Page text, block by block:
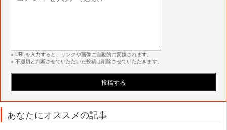
※ URLを入力すると、リンクや画像に自動的に変換されます。
※ 不適切と判断させていただいた投稿は削除させていただきます。
あなたにオススメの記事